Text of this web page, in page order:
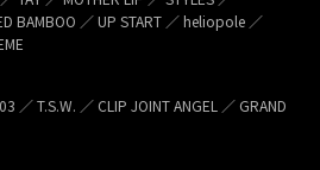
BAMBOO ／ UP START ／ heliopole ／
／ T.S.W. ／ CLIP JOINT ANGEL ／ GRAND